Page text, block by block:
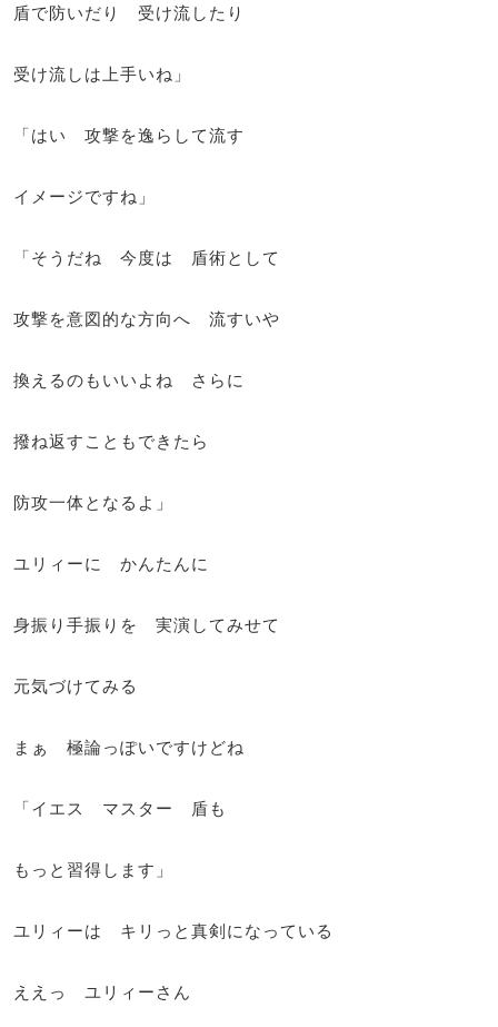
盾で防いだり 受け流したり
受け流しは上手いね」
「はい 攻撃を逸らして流す
イメージですね」
「そうだね 今度は 盾術として
攻撃を意図的な方向へ 流すいや
換えるのもいいよね さらに
撥ね返すこともできたら
防攻一体となるよ」
ユリィーに かんたんに
身振り手振りを 実演してみせて
元気づけてみる
まぁ 極論っぽいですけどね
「イエス マスター 盾も
もっと習得します」
ユリィーは キリっと真剣になっている
ええっ ユリィーさん